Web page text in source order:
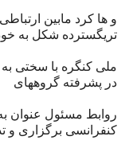
و ها کرد مابین
تریگسترده شکل به
در پشرفته گروههای
روابط مسئول عنوان
کنفرانسی برگزاری و